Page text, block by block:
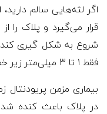
اگر لثه‌هایی سالم
قرار می‌گیرد و پلاک را
شروع به شکل گیری
فقط 1 تا 3 میلی‌متر زیر خط لثه به دندان می‌چسبند.
بیماری مزمن
در پلاک باعث کنده